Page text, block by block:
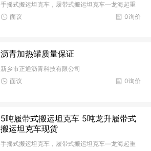
手摇式搬运坦克车，履带式搬运坦克车—龙海起重
0询价
面议
沥青加热罐质量保证
新乡市正通沥青科技有限公司
0询价
面议
5吨履带式搬运坦克车 5吨龙升履带式
搬运坦克车现货
手摇式搬运坦克车，履带式搬运坦克车—龙海起重